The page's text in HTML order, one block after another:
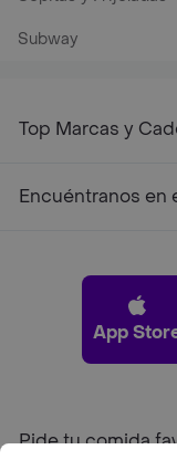
Subway
Top Marcas y
Encuéntranos en
App
Pide tu comida